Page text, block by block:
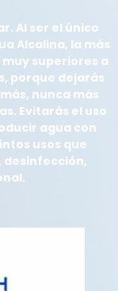
Al ser el único
Alcalina, la más
superiores a
porque dejarás
nunca más
Evitarás el uso
agua con
usos que
desinfección,